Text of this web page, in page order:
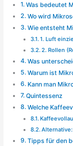
Was bedeutet
Wo wird
Wie entsteht
1. Luft
2. Rollen
Was
Warum ist
Kann man
Quintessenz
Welche
Tipps für den